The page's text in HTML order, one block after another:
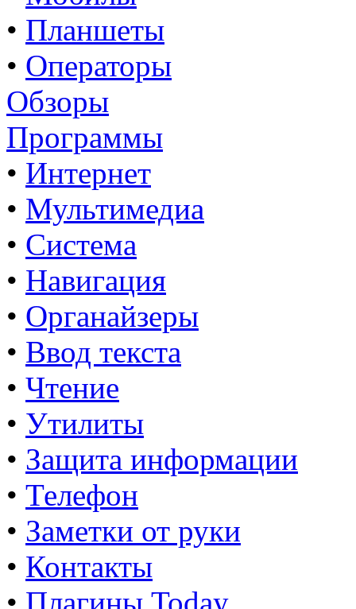
• Планшеты
• Операторы
Обзоры
Программы
• Интернет
• Мультимедиа
• Система
• Навигация
• Органайзеры
• Ввод текста
• Чтение
• Утилиты
• Защита информации
• Телефон
• Заметки от руки
• Контакты